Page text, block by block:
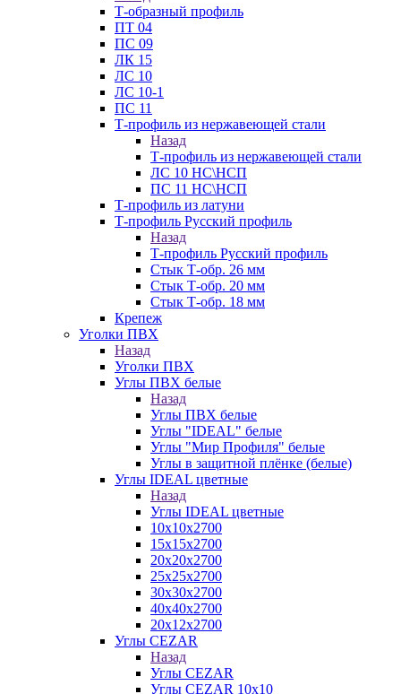
Т-образный профиль
ПТ 04
ПС 09
ЛК 15
ЛС 10
ЛС 10-1
ПС 11
Т-профиль из нержавеющей стали
Назад
Т-профиль из нержавеющей стали
ЛС 10 НС\НСП
ПС 11 НС\НСП
Т-профиль из латуни
Т-профиль Русский профиль
Назад
Т-профиль Русский профиль
Стык Т-обр. 26 мм
Стык Т-обр. 20 мм
Стык Т-обр. 18 мм
Крепеж
Уголки ПВХ
Назад
Уголки ПВХ
Углы ПВХ белые
Назад
Углы ПВХ белые
Углы "IDEAL" белые
Углы "Мир Профиля" белые
Углы в защитной плёнке (белые)
Углы IDEAL цветные
Назад
Углы IDEAL цветные
10х10х2700
15х15х2700
20х20х2700
25х25х2700
30х30х2700
40х40х2700
20х12х2700
Углы CEZAR
Назад
Углы CEZAR
Углы CEZAR 10х10